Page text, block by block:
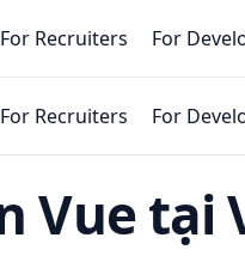
For Recruiters For
For Recruiters For
Vuetại